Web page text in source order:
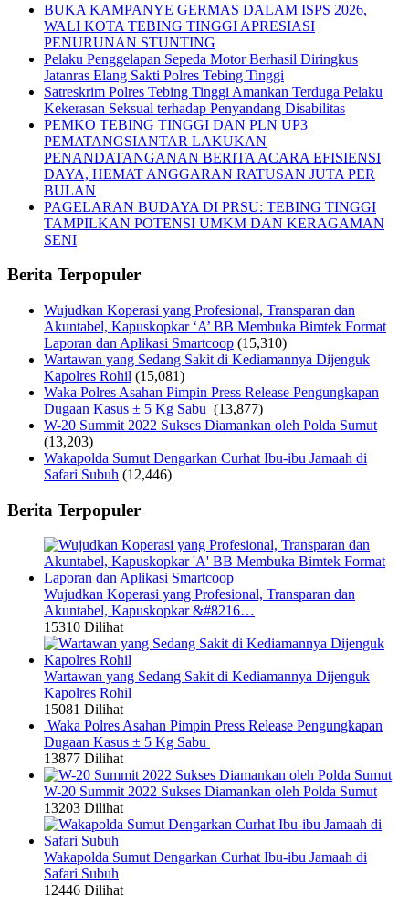
BUKA KAMPANYE GERMAS DALAM ISPS 2026,
WALI KOTA TEBING TINGGI APRESIASI
PENURUNAN STUNTING
Pelaku Penggelapan Sepeda Motor Berhasil Diringkus
Jatanras Elang Sakti Polres Tebing Tinggi
Satreskrim Polres Tebing Tinggi Amankan Terduga Pelaku
Kekerasan Seksual terhadap Penyandang Disabilitas
PEMKO TEBING TINGGI DAN PLN UP3
PEMATANGSIANTAR LAKUKAN
PENANDATANGANAN BERITA ACARA EFISIENSI
DAYA, HEMAT ANGGARAN RATUSAN JUTA PER
BULAN
PAGELARAN BUDAYA DI PRSU: TEBING TINGGI
TAMPILKAN POTENSI UMKM DAN KERAGAMAN
SENI
Berita Terpopuler
Wujudkan Koperasi yang Profesional, Transparan dan
Akuntabel, Kapuskopkar ‘A’ BB Membuka Bimtek Format
Laporan dan Aplikasi Smartcoop (15,310)
Wartawan yang Sedang Sakit di Kediamannya Dijenguk
Kapolres Rohil (15,081)
Waka Polres Asahan Pimpin Press Release Pengungkapan
Dugaan Kasus ± 5 Kg Sabu (13,877)
W-20 Summit 2022 Sukses Diamankan oleh Polda Sumut
(13,203)
Wakapolda Sumut Dengarkan Curhat Ibu-ibu Jamaah di
Safari Subuh (12,446)
Berita Terpopuler
Wujudkan Koperasi yang Profesional, Transparan dan
Akuntabel, Kapuskopkar &#8216…
15310 Dilihat
Wartawan yang Sedang Sakit di Kediamannya Dijenguk
Kapolres Rohil
15081 Dilihat
Waka Polres Asahan Pimpin Press Release Pengungkapan
Dugaan Kasus ± 5 Kg Sabu
13877 Dilihat
W-20 Summit 2022 Sukses Diamankan oleh Polda Sumut
13203 Dilihat
Wakapolda Sumut Dengarkan Curhat Ibu-ibu Jamaah di
Safari Subuh
12446 Dilihat